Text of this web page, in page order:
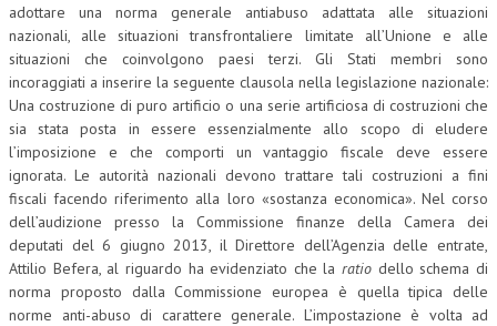
adottare una norma generale antiabuso adattata alle situazioni
nazionali, alle situazioni transfrontaliere limitate all’Unione e alle
situazioni che coinvolgono paesi terzi. Gli Stati membri sono
incoraggiati a inserire la seguente clausola nella legislazione nazionale:
Una costruzione di puro artificio o una serie artificiosa di costruzioni che
sia stata posta in essere essenzialmente allo scopo di eludere
l’imposizione e che comporti un vantaggio fiscale deve essere
ignorata. Le autorità nazionali devono trattare tali costruzioni a fini
fiscali facendo riferimento alla loro «sostanza economica». Nel corso
dell’audizione presso la Commissione finanze della Camera dei
deputati del 6 giugno 2013, il Direttore dell’Agenzia delle entrate,
Attilio Befera, al riguardo ha evidenziato che laratio dello schema di
norma proposto dalla Commissione europea è quella tipica delle
norme anti-abuso di carattere generale. L’impostazione è volta ad